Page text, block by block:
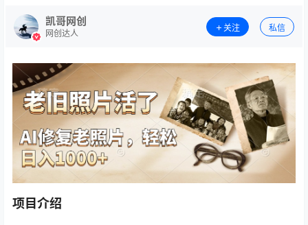
凯哥网创
网创达人
关注 私信
项目介绍